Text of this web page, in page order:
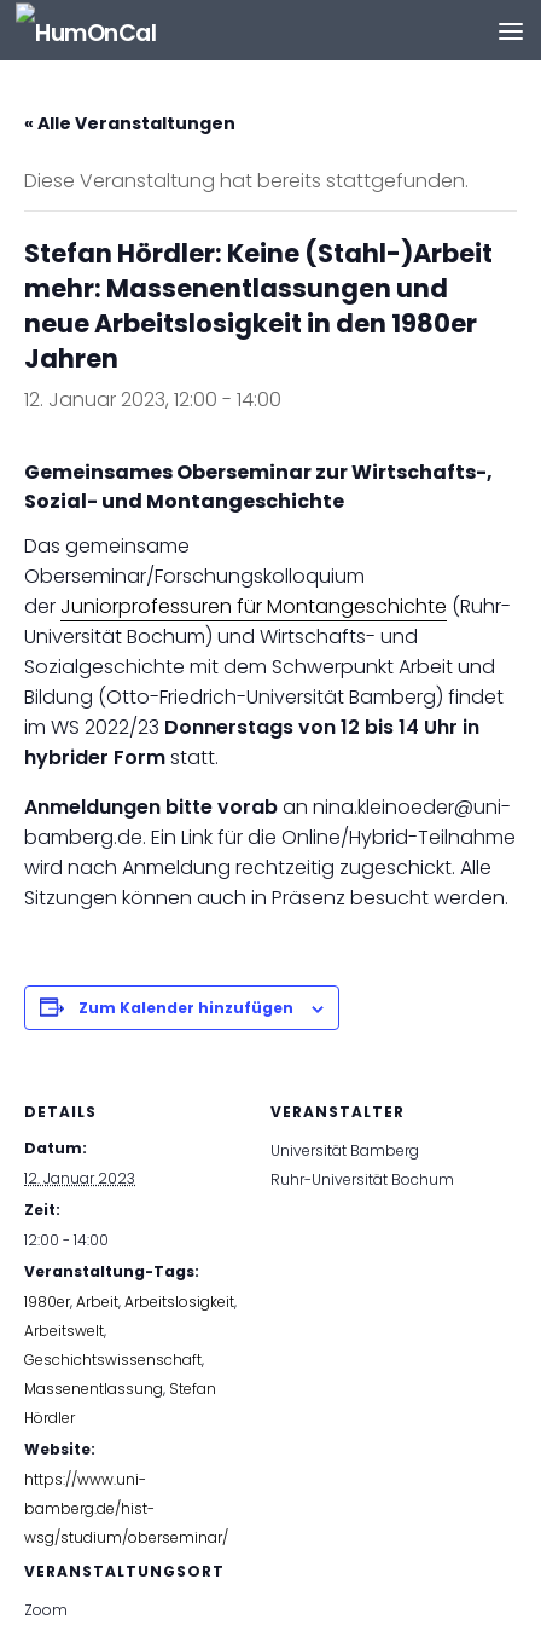
Zum Inhalt springen
« Alle Veranstaltungen
Diese Veranstaltung hat bereits stattgefunden.
Stefan Hördler: Keine (Stahl-)Arbeit
mehr: Massenentlassungen und
neue Arbeitslosigkeit in den 1980er
Jahren
12. Januar 2023, 12:00 - 14:00
Gemeinsames Oberseminar zur Wirtschafts-,
Sozial- und Montangeschichte
Das gemeinsame
Oberseminar/Forschungskolloquium
der Juniorprofessuren für Montangeschichte (Ruhr-
Universität Bochum) und Wirtschafts- und
Sozialgeschichte mit dem Schwerpunkt Arbeit und
Bildung (Otto-Friedrich-Universität Bamberg) findet
im WS 2022/23 Donnerstags von 12 bis 14 Uhr in
hybrider Formstatt.
Anmeldungen bitte voraban nina.kleinoeder@uni-
bamberg.de. Ein Link für die Online/Hybrid-Teilnahme
wird nach Anmeldung rechtzeitig zugeschickt. Alle
Sitzungen können auch in Präsenz besucht werden.
Zum Kalender hinzufügen
DETAILS
Datum:
12. Januar 2023
Zeit:
12:00 - 14:00
Veranstaltung-Tags:
1980er,Arbeit,Arbeitslosigkeit,
Arbeitswelt,
Geschichtswissenschaft,
Massenentlassung, Stefan
Hördler
Website:
https://www.uni-
bamberg.de/hist-
wsg/studium/oberseminar/
VERANSTALTUNGSORT
Zoom
VERANSTALTER
Universität Bamberg
Ruhr-Universität Bochum